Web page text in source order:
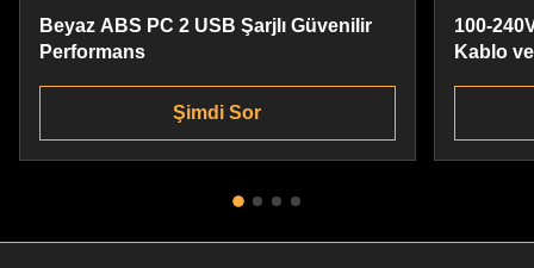
Beyaz ABS PC 2 USB Şarjlı Güvenilir
Performans
Şimdi Sor
100-
Kablo